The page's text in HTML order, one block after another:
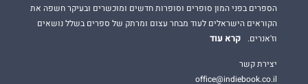
הספרים בפני המון סופרים וסופרות חדשים ומוכשרים ובעיקר חשפה את
הקוראים הישראלים לעוד מבחר עצום ומרתק של ספרים בשלל נושאים
וז'אנרים.
קרא עוד
יצירת קשר
office@indiebook.co.il